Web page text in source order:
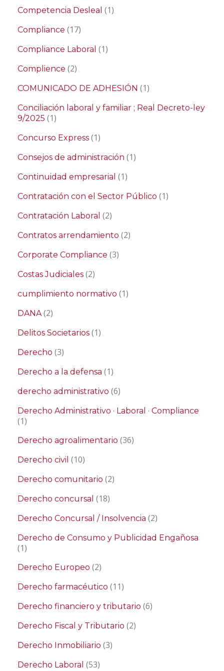
Competencia Desleal (1)
Compliance (17)
Compliance Laboral (1)
Complience (2)
COMUNICADO DE ADHESIÓN (1)
Conciliación laboral y familiar ; Real Decreto-ley
9/2025 (1)
Concurso Express (1)
Consejos de administración (1)
Continuidad empresarial (1)
Contratación con el Sector Público (1)
Contratación Laboral (2)
Contratos arrendamiento (2)
Corporate Compliance (3)
Costas Judiciales (2)
cumplimiento normativo (1)
DANA(2)
Delitos Societarios (1)
Derecho (3)
Derecho a la defensa (1)
derecho administrativo (6)
Derecho Administrativo · Laboral · Compliance
(1)
Derecho agroalimentario (36)
Derecho civil (10)
Derecho comunitario (2)
Derecho concursal (18)
Derecho Concursal / Insolvencia (2)
Derecho de Consumo y Publicidad Engañosa
(1)
Derecho Europeo (2)
Derecho farmacéutico (11)
Derecho financiero y tributario (6)
Derecho Fiscal y Tributario (2)
Derecho Inmobiliario (3)
Derecho Laboral (53)